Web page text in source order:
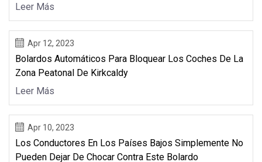
Leer Más
Apr 12, 2023
Bolardos Automáticos Para Bloquear Los Coches De La
Zona Peatonal De Kirkcaldy
Leer Más
Apr 10, 2023
Los Conductores En Los Países Bajos Simplemente No
Pueden Dejar De Chocar Contra Este Bolardo